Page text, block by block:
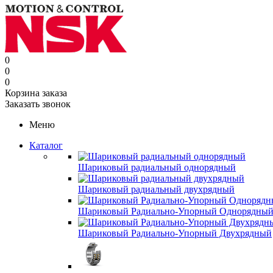
0
0
0
Корзина заказа
Заказать звонок
Меню
Каталог
Шариковый радиальный однорядный
Шариковый радиальный двухрядный
Шариковый Радиально-Упорный Однорядный
Шариковый Радиально-Упорный Двухрядный